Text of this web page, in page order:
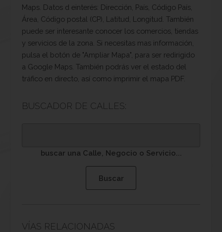
Maps. Datos d einterés: Dirección, País, Código País,
Área, Código postal (CP), Latitud, Longitud. También
puede ser interesante conocer los comercios, tiendas
y servicios de la zona. Si necesitas mas información,
pulsa el botón de "Ampliar Mapa", para ser redirigido
a Google Maps. También podrás ver el estado del
tráfico en directo, así como imprimir el mapa PDF.
BUSCADOR DE CALLES:
buscar una Calle, Negocio o Servicio...
VÍAS RELACIONADAS